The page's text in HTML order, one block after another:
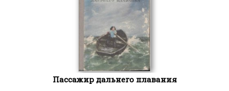
Пассажир дальнего плавания